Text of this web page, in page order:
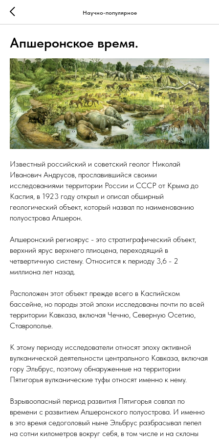
Научно-популярное
Апшеронское время.
Известный российский и советский геолог Николай
Иванович Андрусов, прославившийся своими
исследованиями территории России и СССР от Крыма до
Каспия, в 1923 году открыл и описал обширный
геологический объект, который назвал по наименованию
полуострова Апшерон.
Апшеронский региоярус - это стратиграфический объект,
верхний ярус верхнего плиоцена, переходящий в
четвертичную систему. Относится к периоду 3,6 - 2
миллиона лет назад.
Расположен этот объект прежде всего в Каспийском
бассейне, но породы этой эпохи исследованы почти по всей
территории Кавказа, включая Чечню, Северную Осетию,
Ставрополье.
К этому периоду исследователи относят эпоху активной
вулканической деятельности центрального Кавказа, включая
гору Эльбрус, поэтому обнаруженные на территории
Пятигорья вулканические туфы относят именно к нему.
Взрывоопасный период развития Пятигорья совпал по
времени с развитием Апшеронского полуострова. И именно
в это время седоголовый ныне Эльбрус разбрасывал пепел
на сотни километров вокруг себя, в том числе и на склоны